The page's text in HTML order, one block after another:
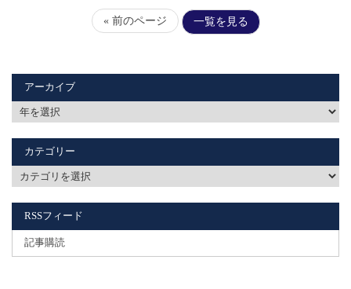
« 前のページ 一覧を見る
アーカイブ
カテゴリー
RSSフィード
記事購読